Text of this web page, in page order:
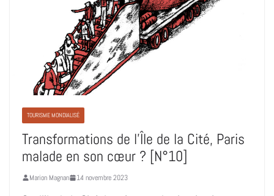
TOURISME MONDIALISÉ
Transformations de l’Île de la Cité, Paris
malade en son cœur ? [N°10]
Marion Magnan 14 novembre 2023